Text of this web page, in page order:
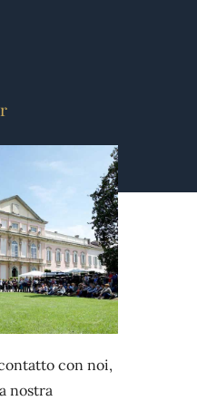
con noi,
nostra